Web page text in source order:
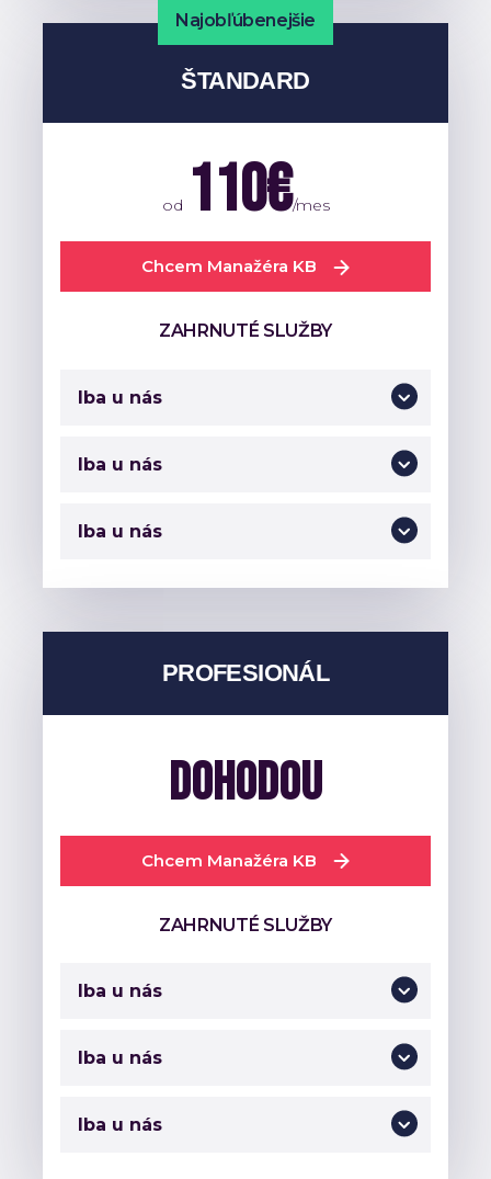
Najobľúbenejšie
ŠTANDARD
od 110€/mes
Chcem Manažéra KB
ZAHRNUTÉ SLUŽBY
Iba u nás
Iba u nás
Iba u nás
PROFESIONÁL
Dohodou
Chcem Manažéra KB
ZAHRNUTÉ SLUŽBY
Iba u nás
Iba u nás
Iba u nás